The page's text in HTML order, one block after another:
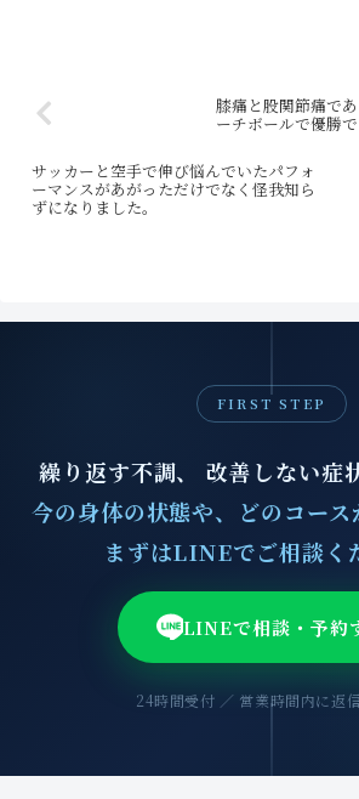
膝痛と股関節痛で
ーチボールで優勝で
サッカーと空手で伸び悩んでいたパフォ
ーマンスがあがっただけでなく怪我知ら
ずになりました。
FIRST STEP
繰り返す不調、 改善しない症
今の身体の状態や、どのコース
まずはLINEでご相談く
LINEで相談・予約
24時間受付 ／ 営業時間内に返